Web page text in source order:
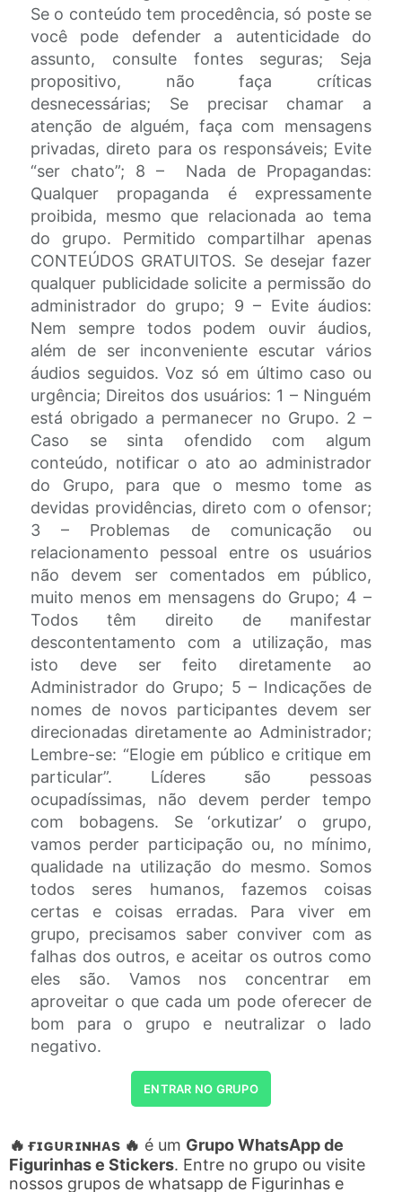
Se o conteúdo tem procedência, só poste se
você pode defender a autenticidade do
assunto, consulte fontes seguras; Seja
propositivo, não faça críticas
desnecessárias; Se precisar chamar a
atenção de alguém, faça com mensagens
privadas, direto para os responsáveis; Evite
“ser chato”; 8 – Nada de Propagandas:
Qualquer propaganda é expressamente
proibida, mesmo que relacionada ao tema
do grupo. Permitido compartilhar apenas
CONTEÚDOS GRATUITOS. Se desejar fazer
qualquer publicidade solicite a permissão do
administrador do grupo; 9 – Evite áudios:
Nem sempre todos podem ouvir áudios,
além de ser inconveniente escutar vários
áudios seguidos. Voz só em último caso ou
urgência; Direitos dos usuários: 1 – Ninguém
está obrigado a permanecer no Grupo. 2 –
Caso se sinta ofendido com algum
conteúdo, notificar o ato ao administrador
do Grupo, para que o mesmo tome as
devidas providências, direto com o ofensor;
3 – Problemas de comunicação ou
relacionamento pessoal entre os usuários
não devem ser comentados em público,
muito menos em mensagens do Grupo; 4 –
Todos têm direito de manifestar
descontentamento com a utilização, mas
isto deve ser feito diretamente ao
Administrador do Grupo; 5 – Indicações de
nomes de novos participantes devem ser
direcionadas diretamente ao Administrador;
Lembre-se: “Elogie em público e critique em
particular”. Líderes são pessoas
ocupadíssimas, não devem perder tempo
com bobagens. Se ‘orkutizar’ o grupo,
vamos perder participação ou, no mínimo,
qualidade na utilização do mesmo. Somos
todos seres humanos, fazemos coisas
certas e coisas erradas. Para viver em
grupo, precisamos saber conviver com as
falhas dos outros, e aceitar os outros como
eles são. Vamos nos concentrar em
aproveitar o que cada um pode oferecer de
bom para o grupo e neutralizar o lado
negativo.
ENTRAR NO GRUPO
🔥 ғɪɢᴜʀɪɴʜᴀs 🔥 é um Grupo WhatsApp de
Figurinhas e Stickers. Entre no grupo ou visite
nossos grupos de whatsapp de Figurinhas e